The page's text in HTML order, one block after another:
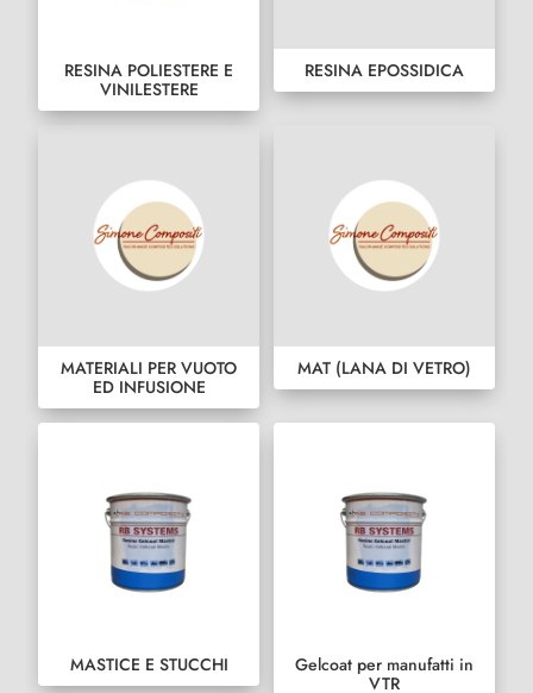
RESINA POLIESTERE E
VINILESTERE
RESINA EPOSSIDICA
MATERIALI PER VUOTO
ED INFUSIONE
MAT (LANA DI VETRO)
MASTICE E STUCCHI
Gelcoat per manufatti in
VTR